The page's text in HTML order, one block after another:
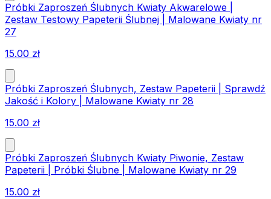
Próbki Zaproszeń Ślubnych Kwiaty Akwarelowe |
Zestaw Testowy Papeterii Ślubnej | Malowane Kwiaty nr
27
15.00 zł
Próbki Zaproszeń Ślubnych, Zestaw Papeterii | Sprawdź
Jakość i Kolory | Malowane Kwiaty nr 28
15.00 zł
Próbki Zaproszeń Ślubnych Kwiaty Piwonie, Zestaw
Papeterii | Próbki Ślubne | Malowane Kwiaty nr 29
15.00 zł